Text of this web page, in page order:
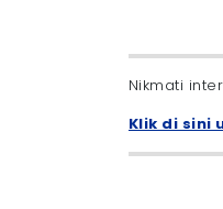
Nikmati
Klik di sini